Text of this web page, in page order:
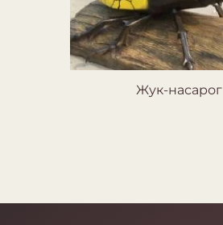
Жук-насарог